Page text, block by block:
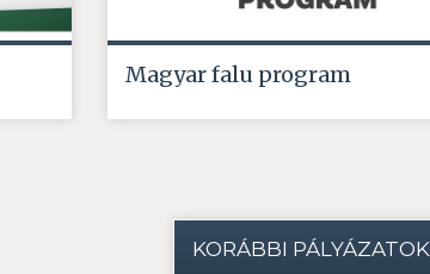
Magyar falu program
KORÁBBI PÁLYÁZATOK